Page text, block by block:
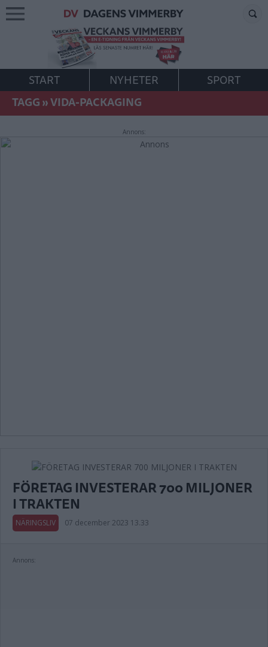
START NYHETER
SPORT
TAGG»VIDA-PACKAGING
Annons:
FÖRETAG INVESTERAR 700 MILJONER
I TRAKTEN
NÄRINGSLIV 07 december 2023 13.33
Annons: